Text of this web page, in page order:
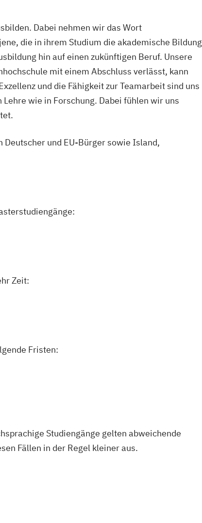
Dabei nehmen wir das Wort
die in ihrem Studium die akademische Bildung
hin auf einen zukünftigen Beruf. Unsere
mit einem Abschluss verlässt, kann
und die Fähigkeit zur Teamarbeit sind uns
wie in Forschung. Dabei fühlen wir uns
und EU-Bürger sowie Island,
Zeit:
Fristen:
Studiengänge gelten abweichende
Fällen in der Regel kleiner aus.